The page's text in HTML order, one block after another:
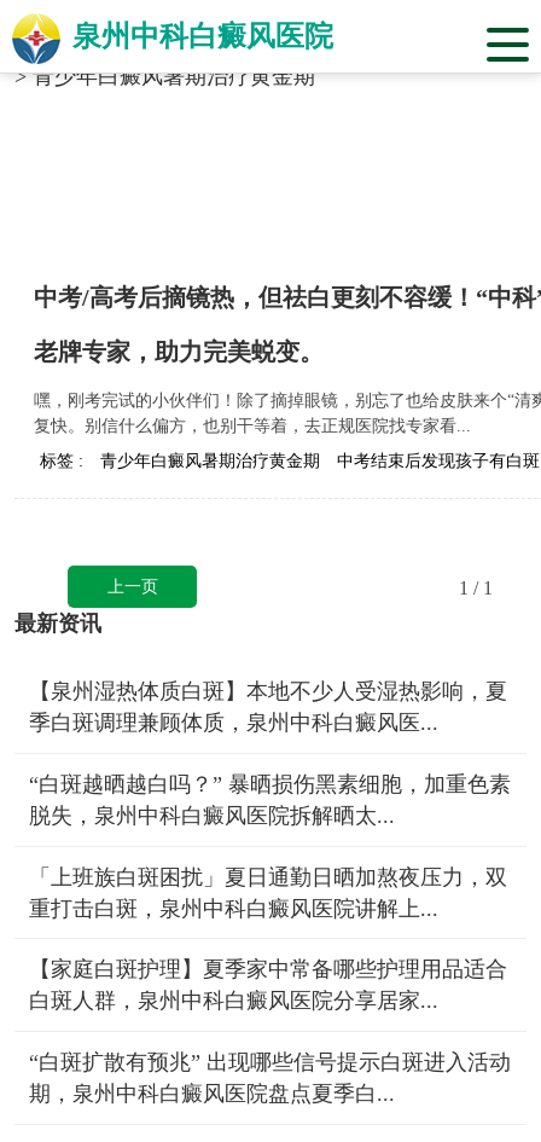
泉州中科白癜风医院
当前位置：福建省泉州市中科白癜风医院
标签合辑
>青少年白癜风暑期治疗黄金期
中考/高考后摘镜热，但祛白更刻不容缓！“中
老牌专家，助力完美蜕变。
嘿，刚考完试的小伙伴们！除了摘掉眼镜，别忘了也给皮肤来个“
复快。别信什么偏方，也别干等着，去正规医院找专家看...
标签 :
青少年白癜风暑期治疗黄金期 中考结束后发现孩子有白斑
上一页 1 / 1
最新资讯
【泉州湿热体质白斑】本地不少人受湿热影响，夏
季白斑调理兼顾体质，泉州中科白癜风医...
“白斑越晒越白吗？” 暴晒损伤黑素细胞，加重色素
脱失，泉州中科白癜风医院拆解晒太...
「上班族白斑困扰」夏日通勤日晒加熬夜压力，双
重打击白斑，泉州中科白癜风医院讲解上...
【家庭白斑护理】夏季家中常备哪些护理用品适合
白斑人群，泉州中科白癜风医院分享居家...
“白斑扩散有预兆” 出现哪些信号提示白斑进入活动
期，泉州中科白癜风医院盘点夏季白...